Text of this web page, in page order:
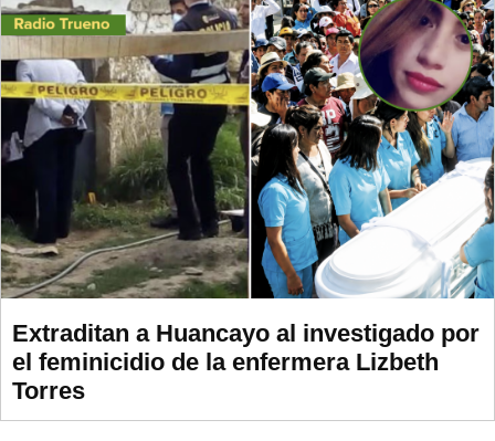
Extraditan a Huancayo al investigado por
el feminicidio de la enfermera Lizbeth
Torres